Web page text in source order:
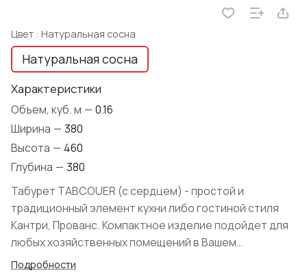
Цвет : Натуральная сосна
Натуральная сосна
Характеристики
Объем, куб. м — 0.16
Ширина — 380
Высота — 460
Глубина — 380
Табурет TABCOUER (с сердцем) - простой и
традиционный элемент кухни либо гостиной стиля
Кантри, Прованс. Компактное изделие подойдет для
любых хозяйственных помещений в Вашем
загородном доме. При изготовлении белорусское
Подробности